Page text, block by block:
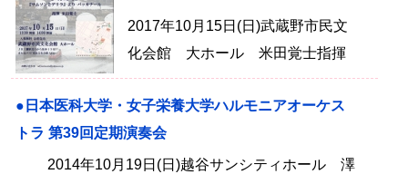
2017年10月15日(日)武蔵野市民文
化会館 大ホール 米田覚士指揮
●日本医科大学・女子栄養大学ハルモニアオーケス
トラ 第39回定期演奏会
2014年10月19日(日)越谷サンシティホール 澤